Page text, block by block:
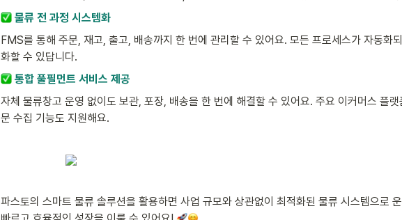
물류 전 과정 시스템화
FMS를 통해 주문, 재고, 출고, 배송까지 한 번에 관리할 수 있어요. 모든 프로세스가 자동화
화할 수 있답니다.
통합 풀필먼트 서비스 제공
자체 물류창고 운영 없이도 보관, 포장, 배송을 한 번에 해결할 수 있어요. 주요 이커머스 플
문 수집 기능도 지원해요.
파스토의 스마트 물류 솔루션을 활용하면 사업 규모와 상관없이 최적화된 물류 시스템으로